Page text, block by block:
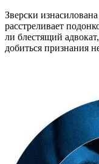
Зверски
расстреливает
ли блестящий
добиться признания